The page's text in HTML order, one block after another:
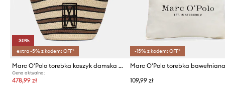
-30%
extra -5% z kodem: OFF*
Marc O'Polo torebka koszyk damska pleciona
Cena aktualna:
478,99 zł
-15% z kodem: OFF*
Marc O'Polo torebka
109,99 zł